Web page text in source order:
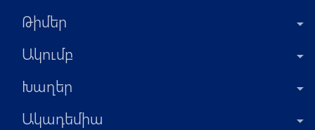
Թիմեր
Ակումբ
Խաղեր
Ակադեմիա